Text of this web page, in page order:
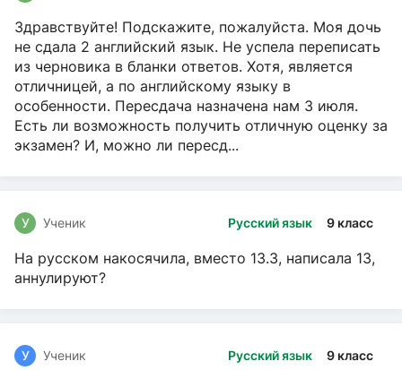
Здравствуйте! Подскажите, пожалуйста. Моя дочь
не сдала 2 английский язык. Не успела переписать
из черновика в бланки ответов. Хотя, является
отличницей, а по английскому языку в
особенности. Пересдача назначена нам 3 июля.
Есть ли возможность получить отличную оценку за
экзамен? И, можно ли пересд...
Русский язык 9 класс
У Ученик
На русском накосячила, вместо 13.3, написала 13,
аннулируют?
Русский язык 9 класс
У Ученик